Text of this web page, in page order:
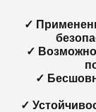
✓
✓
✓
✓